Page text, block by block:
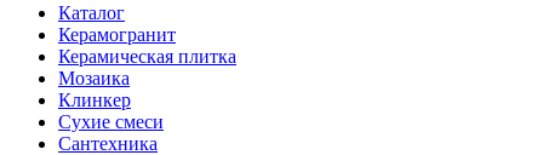
Каталог
Керамогранит
Керамическая плитка
Мозаика
Клинкер
Сухие смеси
Сантехника